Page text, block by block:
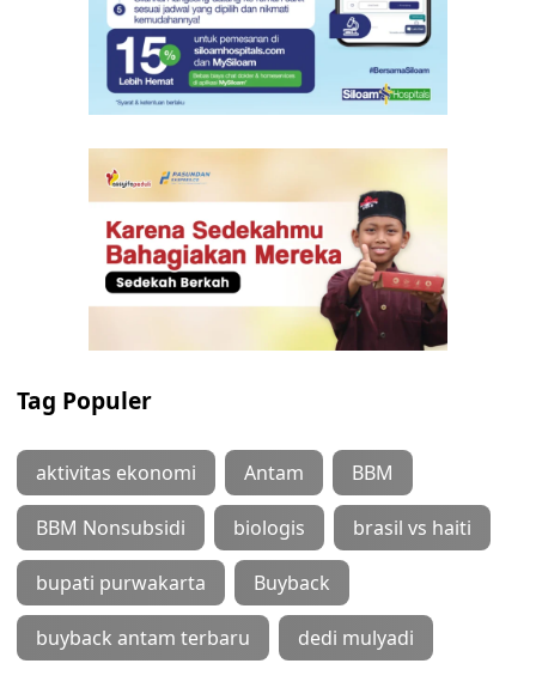
Tag Populer
aktivitas ekonomi Antam BBM
BBM Nonsubsidi biologis brasil vs haiti
bupati purwakarta Buyback
buyback antam terbaru dedi mulyadi